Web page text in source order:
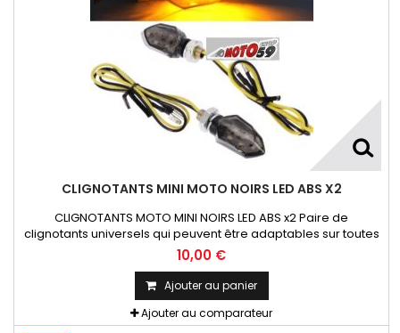
CLIGNOTANTS MINI MOTO NOIRS LED ABS X2
CLIGNOTANTS MOTO MINI NOIRS LED ABS x2 Paire de
clignotants universels qui peuvent être adaptables sur toutes
motos ou scooters
10,00 €
Ajouter au panier
Ajouter au comparateur